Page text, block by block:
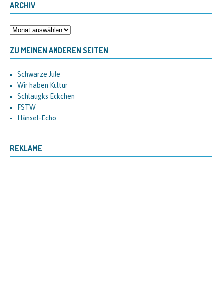
ARCHIV
ZU MEINEN ANDEREN SEITEN
Schwarze Jule
Wir haben Kultur
Schlaugks Eckchen
FSTW
Hänsel-Echo
REKLAME